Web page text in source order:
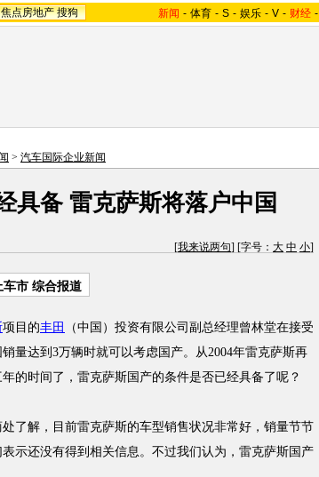
焦点房地产 搜狗 新闻 - 体育 - S - 娱乐 - V - 财经 -
> 汽车国际企业新闻
具备 雷克萨斯将落户中国
[我来说两句] [字号： 大 中 小]
车市 综合报道
项目的丰田
（中国）投资有限公司副总经理曾林堂在接受
量达到3万辆时就可以考虑国产。从2004年雷克萨斯再
的时间了，雷克萨斯国产的条件是否已经具备了呢？
解，目前雷克萨斯的车型销售状况非常好，销量节节
示还没有得到相关信息。不过我们认为，雷克萨斯国产